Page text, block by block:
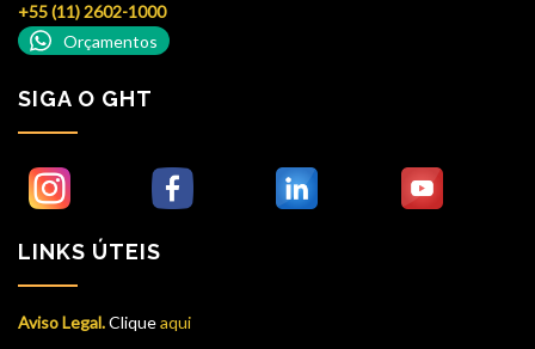
+55 (11) 2602-1000
Orçamentos
SIGA O GHT
LINKS ÚTEIS
Aviso Legal.Cliqueaqui